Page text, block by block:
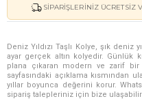
SIPARIŞLERINIZ ÜCRETSIZ
Deniz Yıldızı Taşlı Kolye, şık deniz
ayar gerçek altın kolyedir. Günlük
plana çıkaran modern ve zarif
sayfasındaki açıklama kısmından
yıllar boyunca değerini korur.
sipariş talepleriniz için bize